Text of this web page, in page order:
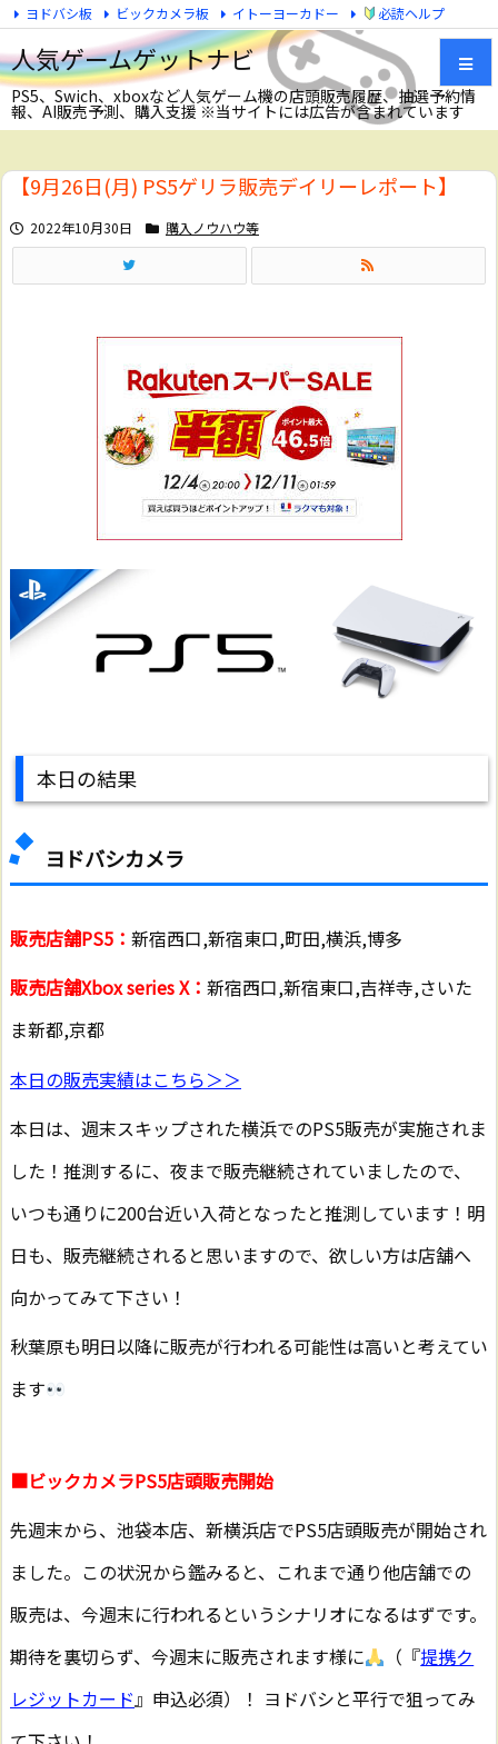
人気ゲームゲットナビ
PS5、Swich、xboxなど人気ゲーム機の店頭販売履歴、抽選予約情
報、AI販売予測、購入支援 ※当サイトには広告が含まれています
メニュ
前へ
ヨドバシ板 ビックカメラ板 イトーヨーカドー 必読ヘルプ
【9月26日(月) PS5ゲリラ販売デイリーレポート】
2022年10月30日 購入ノウハウ等
本日の結果
ヨドバシカメラ
販売店舗PS5： 新宿西口,新宿東口,町田,横浜,博多
販売店舗Xbox series X： 新宿西口,新宿東口,吉祥寺,さいた
ま新都,京都
本日の販売実績はこちら＞＞
本日は、週末スキップされた横浜でのPS5販売が実施されま
した！推測するに、夜まで販売継続されていましたので、
いつも通りに200台近い入荷となったと推測しています！明
日も、販売継続されると思いますので、欲しい方は店舗へ
向かってみて下さい！
秋葉原も明日以降に販売が行われる可能性は高いと考えてい
ます
■ビックカメラPS5店頭販売開始
先週末から、池袋本店、新横浜店でPS5店頭販売が開始され
ました。この状況から鑑みると、これまで通り他店舗での
販売は、今週末に行われるというシナリオになるはずです。
期待を裏切らず、今週末に販売されます様に
（『提携ク
レジットカード』申込必須）！ ヨドバシと平行で狙ってみ